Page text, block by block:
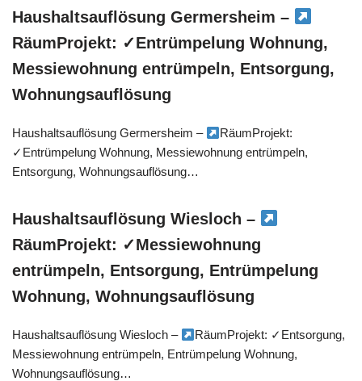
Haushaltsauflösung Germersheim –
RäumProjekt: ✓Entrümpelung Wohnung,
Messiewohnung entrümpeln, Entsorgung,
Wohnungsauflösung
Haushaltsauflösung Germersheim –
RäumProjekt:
✓Entrümpelung Wohnung, Messiewohnung entrümpeln,
Entsorgung, Wohnungsauflösung…
Haushaltsauflösung Wiesloch –
RäumProjekt: ✓Messiewohnung
entrümpeln, Entsorgung, Entrümpelung
Wohnung, Wohnungsauflösung
Haushaltsauflösung Wiesloch –
RäumProjekt: ✓Entsorgung,
Messiewohnung entrümpeln, Entrümpelung Wohnung,
Wohnungsauflösung…